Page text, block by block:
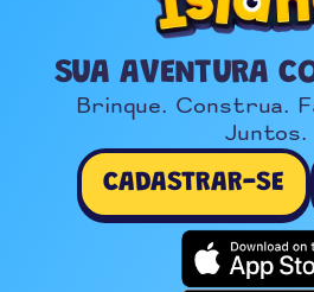
SUA AVENTURA
Brinque. Construa.
Juntos.
CADASTRAR-SE